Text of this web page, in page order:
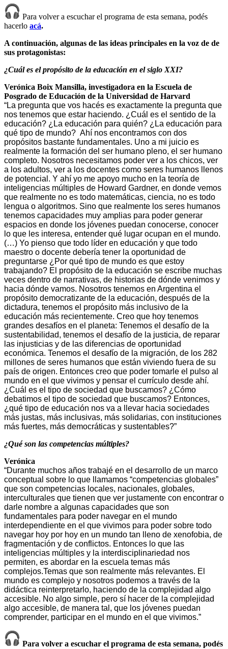
Para volver a escuchar el programa de esta semana, podés
hacerlo acá.
A continuación, algunas de las ideas principales en la voz de de
sus protagonistas:
¿Cuál es el propósito de la educación en el siglo XXI?
Verónica Boix Mansilla, investigadora en la Escuela de
Posgrado de Educación de la Universidad de Harvard
“La pregunta que vos hacés es exactamente la pregunta que
nos tenemos que estar haciendo. ¿Cuál es el sentido de la
educación? ¿La educación para quién? ¿La educación para
qué tipo de mundo? Ahí nos encontramos con dos
propósitos bastante fundamentales. Uno a mi juicio es
realmente la formación del ser humano pleno, el ser humano
completo. Nosotros necesitamos poder ver a los chicos, ver
a los adultos, ver a los docentes como seres humanos llenos
de potencial. Y ahí yo me apoyo mucho en la teoría de
inteligencias múltiples de Howard Gardner, en donde vemos
que realmente no es todo matemáticas, ciencia, no es todo
lengua o algoritmos. Sino que realmente los seres humanos
tenemos capacidades muy amplias para poder generar
espacios en donde los jóvenes puedan conocerse, conocer
lo que les interesa, entender qué lugar ocupan en el mundo.
(…) Yo pienso que todo líder en educación y que todo
maestro o docente debería tener la oportunidad de
preguntarse ¿Por qué tipo de mundo es que estoy
trabajando? El propósito de la educación se escribe muchas
veces dentro de narrativas, de historias de dónde venimos y
hacia dónde vamos. Nosotros tenemos en Argentina el
propósito democratizante de la educación, después de la
dictadura, tenemos el propósito más inclusivo de la
educación más recientemente. Creo que hoy tenemos
grandes desafíos en el planeta: Tenemos el desafío de la
sustentabilidad, tenemos el desafío de la justicia, de reparar
las injusticias y de las diferencias de oportunidad
económica. Tenemos el desafío de la migración, de los 282
millones de seres humanos que están viviendo fuera de su
país de origen. Entonces creo que poder tomarle el pulso al
mundo en el que vivimos y pensar el currículo desde ahí.
¿Cuál es el tipo de sociedad que buscamos? ¿Cómo
debatimos el tipo de sociedad que buscamos? Entonces,
¿qué tipo de educación nos va a llevar hacia sociedades
más justas, más inclusivas, más solidarias, con instituciones
más fuertes, más democráticas y sustentables?”
¿Qué son las competencias múltiples?
Verónica
“Durante muchos años trabajé en el desarrollo de un marco
conceptual sobre lo que llamamos “competencias globales”
que son competencias locales, nacionales, globales,
interculturales que tienen que ver justamente con encontrar o
darle nombre a algunas capacidades que son
fundamentales para poder navegar en el mundo
interdependiente en el que vivimos para poder sobre todo
navegar hoy por hoy en un mundo tan lleno de xenofobia, de
fragmentación y de conflictos. Entonces lo que las
inteligencias múltiples y la interdisciplinariedad nos
permiten, es abordar en la escuela temas más
complejos.Temas que son realmente más relevantes. El
mundo es complejo y nosotros podemos a través de la
didáctica reinterpretarlo, haciendo de la complejidad algo
accesible. No algo simple, pero sí hacer de la complejidad
algo accesible, de manera tal, que los jóvenes puedan
comprender, participar en el mundo en el que vivimos.”
Para volver a escuchar el programa de esta semana, podés